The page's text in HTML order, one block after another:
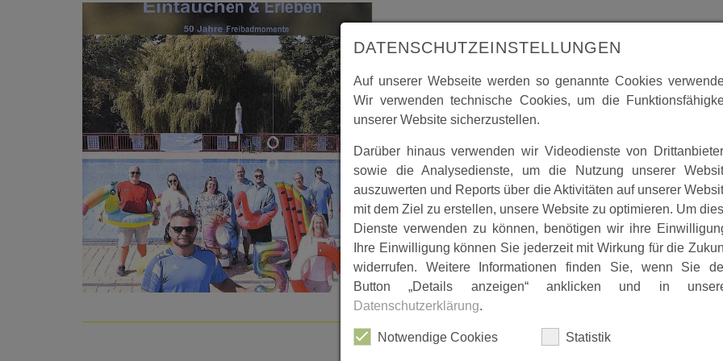
DATENSCHUTZEINSTELLUNGEN
Auf unserer Webseite werden so genannte Cookies
Wir verwenden technische Cookies, um die
unserer Website sicherzustellen.
Darüber hinaus verwenden wir Videodienste von
sowie die Analysedienste, um die Nutzung unserer
auszuwerten und Reports über die Aktivitäten auf unserer
mit dem Ziel zu erstellen, unsere Website zu optimieren. Um
Dienste verwenden zu können, benötigen wir ihre
Ihre Einwilligung können Sie jederzeit mit Wirkung für die
widerrufen. Weitere Informationen finden Sie, wenn Sie
Button „Details anzeigen“ anklicken und in
Datenschutzerklärung.
Notwendige Cookies Statistik